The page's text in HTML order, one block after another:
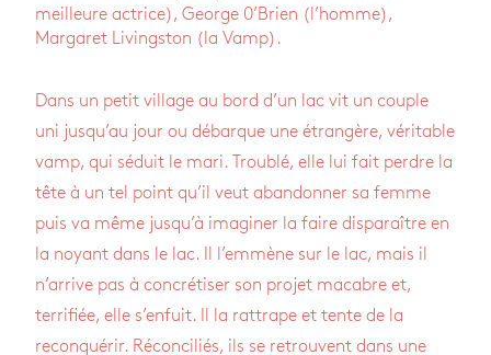
meilleure actrice), George 0’Brien (l’homme),
Margaret Livingston (la Vamp).
Dans un petit village au bord d’un lac vit un couple
uni jusqu’au jour ou débarque une étrangère, véritable
vamp, qui séduit le mari. Troublé, elle lui fait perdre la
tête à un tel point qu’il veut abandonner sa femme
puis va même jusqu’à imaginer la faire disparaître en
la noyant dans le lac. Il l’emmène sur le lac, mais il
n’arrive pas à concrétiser son projet macabre et,
terrifiée, elle s’enfuit. Il la rattrape et tente de la
reconquérir. Réconciliés, ils se retrouvent dans une